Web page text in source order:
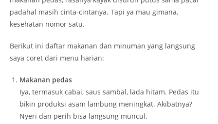
padahal masih cinta-cintanya. Tapi ya mau gimana,
kesehatan nomor satu.
Berikut ini daftar makanan dan minuman yang langsung
saya coret dari menu harian:
Makanan pedas
Iya, termasuk cabai, saus sambal, lada hitam. Pedas itu
bikin produksi asam lambung meningkat. Akibatnya?
Nyeri dan perih bisa langsung muncul.